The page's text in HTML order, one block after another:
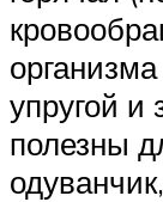
упругой и
полезны